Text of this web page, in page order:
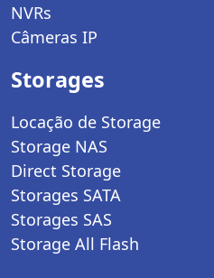
NVRs
Câmeras IP
Storages
Locação de Storage
Storage NAS
Direct Storage
Storages SATA
Storages SAS
Storage All Flash